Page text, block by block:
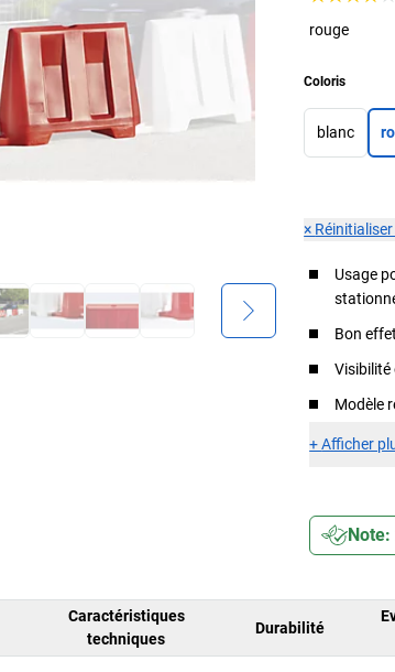
rouge
Coloris
blanc
×
Usage
Bon
Visibilité
Modèle
+Afficher
Caractéristiques
techniques
Durabilité